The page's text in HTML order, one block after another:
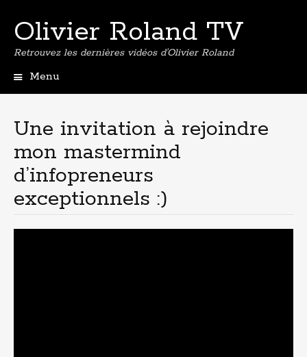
Olivier Roland TV
Retrouvez les dernières vidéos d'Olivier Roland
Menu
principal
Une invitation à rejoindre
mon mastermind
d’infopreneurs
exceptionnels :)